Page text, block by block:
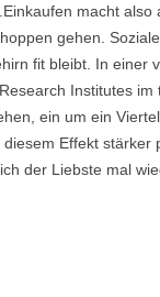
macht also
gehen.
fit bleibt. In einer
Institutes im
ein um ein
Effekt stärker
der Liebste mal